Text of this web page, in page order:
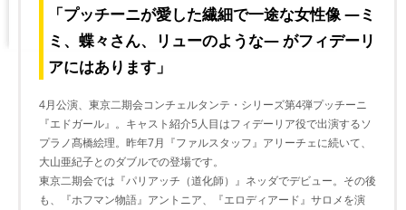
「プッチーニが愛した繊細で一途な女性像 ―ミ
ミ、蝶々さん、リューのような― がフィデーリ
アにはあります」
4月公演、東京二期会コンチェルタンテ・シリーズ第4弾プッチーニ
『エドガール』。キャスト紹介5人目はフィデーリア役で出演するソ
プラノ髙橋絵理。昨年7月『ファルスタッフ』アリーチェに続いて、
大山亜紀子とのダブルでの登場です。
東京二期会では『パリアッチ（道化師）』ネッダでデビュー。その後
も、『ホフマン物語』アントニア、『エロディアード』サロメを演